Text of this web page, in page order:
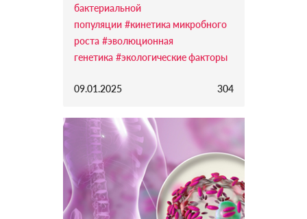
бактериальной
популяции #кинетика микробного
роста #эволюционная
генетика #экологические факторы
09.01.2025 304